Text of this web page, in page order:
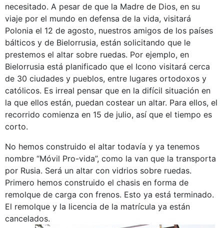
necesitado. A pesar de que la Madre de Dios, en su
viaje por el mundo en defensa de la vida, visitará
Polonia el 12 de agosto, nuestros amigos de los países
bálticos y de Bielorrusia, están solicitando que le
prestemos el altar sobre ruedas. Por ejemplo, en
Bielorrusia está planificado que el Icono visitará cerca
de 30 ciudades y pueblos, entre lugares ortodoxos y
católicos. Es irreal pensar que en la difícil situación en
la que ellos están, puedan costear un altar. Para ellos, el
recorrido comienza en 15 de julio, así que el tiempo es
corto.
No hemos construido el altar todavía y ya tenemos
nombre “Móvil Pro-vida”, como la van que la transporta
por Rusia. Será un altar con vidrios sobre ruedas.
Primero hemos construido el chasis en forma de
remolque de carga con frenos. Esto ya está terminado.
El remolque y la licencia de la matrícula ya están
cancelados.